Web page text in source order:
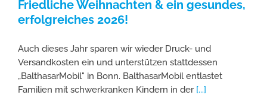
Friedliche Weihnachten & ein gesundes,
erfolgreiches 2026!
Auch dieses Jahr sparen wir wieder Druck- und
Versandkosten ein und unterstützen stattdessen
„BalthasarMobil" in Bonn. BalthasarMobil entlastet
Familien mit schwerkranken Kindern in der [...]